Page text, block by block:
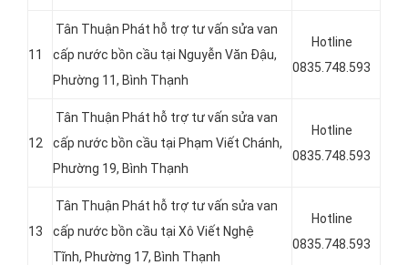
11
Tân Thuận Phát hỗ trợ tư vấn sửa van
cấp nước bồn cầu tại Nguyễn Văn Đậu,
Phường 11, Bình Thạnh
Hotline
0835.748.593
12
Tân Thuận Phát hỗ trợ tư vấn sửa van
cấp nước bồn cầu tại Phạm Viết Chánh,
Phường 19, Bình Thạnh
Hotline
0835.748.593
13
Tân Thuận Phát hỗ trợ tư vấn sửa van
cấp nước bồn cầu tại Xô Viết Nghệ
Tĩnh, Phường 17, Bình Thạnh
Hotline
0835.748.593